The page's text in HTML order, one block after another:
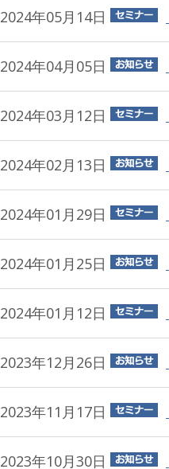
2024年05月14日
2024年04月05日
2024年03月12日
2024年02月13日
2024年01月29日
2024年01月25日
2024年01月12日
2023年12月26日
2023年11月17日
2023年10月30日